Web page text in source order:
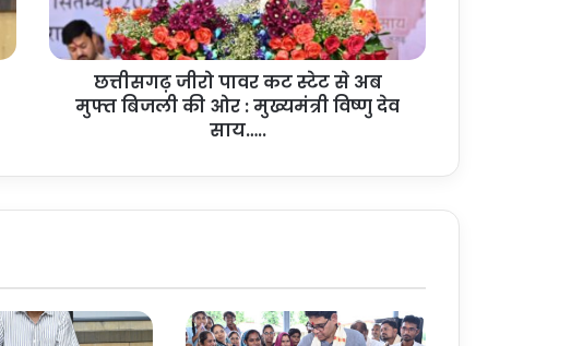
रो
पा
व
ट
फ्त
बि
ज
छत्तीसगढ़ जीरो पावर कट स्टेट से अब
मुफ्त बिजली की ओर : मुख्यमंत्री विष्णु देव
साय…..